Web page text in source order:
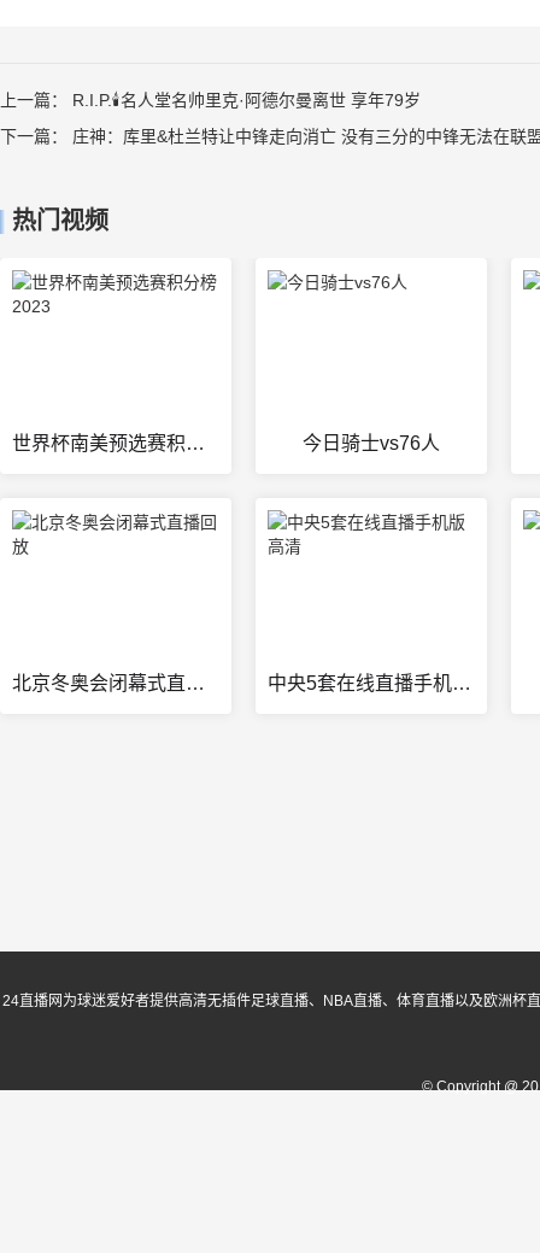
上一篇： R.I.P.🕯️名人堂名帅里克·阿德尔曼离世 享年79岁
下一篇： 庄神：库里&杜兰特让中锋走向消亡 没有三分的中锋无法在联
热门视频
世界杯南美预选赛积分榜2023 今日骑士vs76人
北京冬奥会闭幕式直播回放 中央5套在线直播手机版高清
24直播网为球迷爱好者提供高清无插件足球直播、NBA直播、体育直播以及欧洲
© Copyright @